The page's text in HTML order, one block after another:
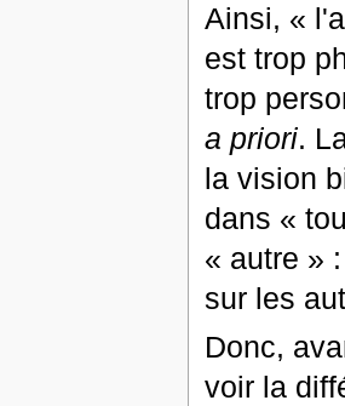
Ainsi, «
est trop
trop
a priori.
la vision
dans «
« autre »
sur les
Donc,
voir la